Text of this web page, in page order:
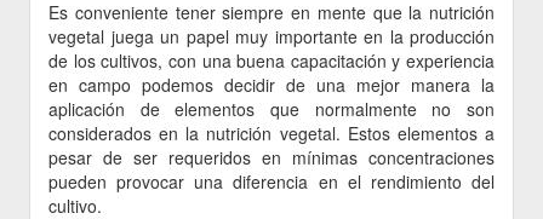
Es conveniente tener siempre en mente que la nutrición
vegetal juega un papel muy importante en la producción
de los cultivos, con una buena capacitación y experiencia
en campo podemos decidir de una mejor manera la
aplicación de elementos que normalmente no son
considerados en la nutrición vegetal. Estos elementos a
pesar de ser requeridos en mínimas concentraciones
pueden provocar una diferencia en el rendimiento del
cultivo.